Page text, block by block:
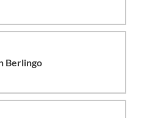
Berlingo